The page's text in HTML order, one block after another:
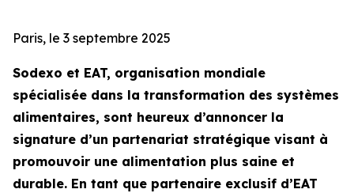
Paris, le 3 septembre 2025
Sodexo et EAT, organisation mondiale
spécialisée dans la transformation des systèmes
alimentaires, sont heureux d’annoncer la
signature d’un partenariat stratégique visant à
promouvoir une alimentation plus saine et
durable. En tant que partenaire exclusif d’EAT